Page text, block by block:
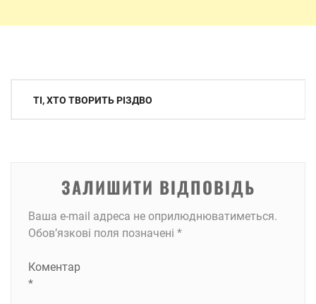
Навігація
ТІ, ХТО ТВОРИТЬ РІЗДВО
ЗАЛИШИТИ ВІДПОВІДЬ
Ваша e-mail адреса не оприлюднюватиметься.
Обов’язкові поля позначені *
Коментар
*